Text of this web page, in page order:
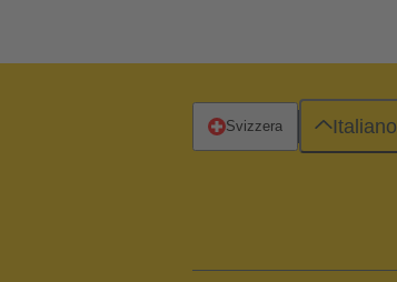
Svizzera Italiano